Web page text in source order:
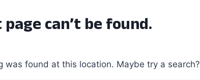
page can’t be found.
was found at this location. Maybe try a search?